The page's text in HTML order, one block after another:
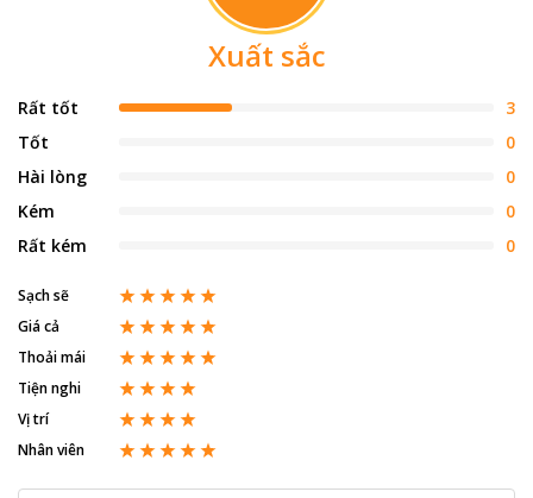
Xuất sắc
Rất tốt
3
Tốt
0
Hài lòng
0
Kém
0
Rất kém
0
Sạch sẽ
Giá cả
Thoải mái
Tiện nghi
Vị trí
Nhân viên